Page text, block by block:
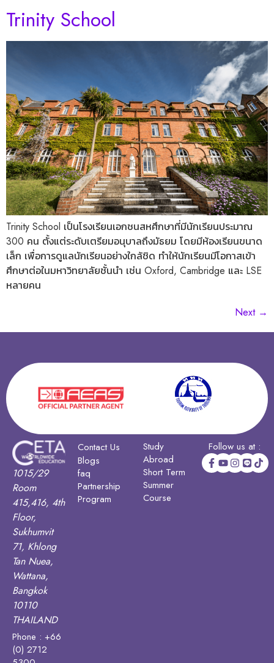
Trinity School
Trinity School เป็นโรงเรียนเอกชนสหศึกษาที่มีนักเรียนประมาณ
300 คน ตั้งแต่ระดับเตรียมอนุบาลถึงมัธยม โดยมีห้องเรียนขนาด
เล็ก เพื่อการดูแลนักเรียนอย่างใกล้ชิด ทำให้นักเรียนมีโอกาสเข้า
ศึกษาต่อในมหาวิทยาลัยชั้นนำ เช่น Oxford, Cambridge และ LSE
หลายคน
Next →
1015/29
Room
415,416, 4th
Floor,
Sukhumvit
71, Khlong
Tan Nuea,
Wattana,
Bangkok
10110
THAILAND
Phone : +66
(0) 2712
Contact Us
Blogs
faq
Partnership
Program
Study
Abroad
Short Term
Summer
Course
Follow us at :